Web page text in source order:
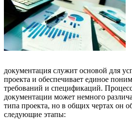
документация служит основой для
проекта и обеспечивает единое
требований и спецификаций.
документации может немного
типа проекта, но в общих чертах он
следующие этапы: